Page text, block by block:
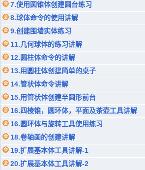
7.使用圆锥体创建圆台练习
8.球体命令的使用讲解
9.创建围墙实体练习
11.几何球体的练习讲解
12.圆柱体命令的讲解
13.用圆柱体创建简单的桌子
14.管状体命令讲解
15.用管状体创建半圆形前台
16.四棱锥，圆环体，平面及茶壶工具讲解
16.圆环体与旋转工具使用练习
18.卷轴画的创建讲解
19.扩展基本体工具讲解-1
20.扩展基本体工具讲解-2